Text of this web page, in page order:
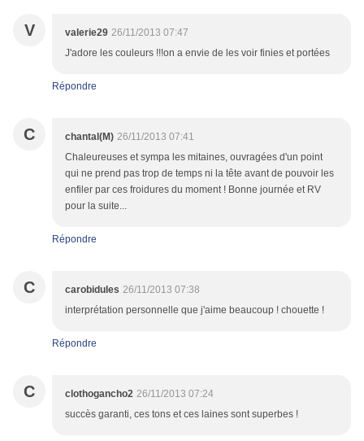
V valerie29 26/11/2013 07:47
J'adore les couleurs !!!on a envie de les voir finies et portées
Répondre
C chantal(M) 26/11/2013 07:41
Chaleureuses et sympa les mitaines, ouvragées d'un point
qui ne prend pas trop de temps ni la tête avant de pouvoir les
enfiler par ces froidures du moment ! Bonne journée et RV
pour la suite...
Répondre
C carobidules 26/11/2013 07:38
interprétation personnelle que j'aime beaucoup ! chouette !
Répondre
C clothogancho2 26/11/2013 07:24
succès garanti, ces tons et ces laines sont superbes !